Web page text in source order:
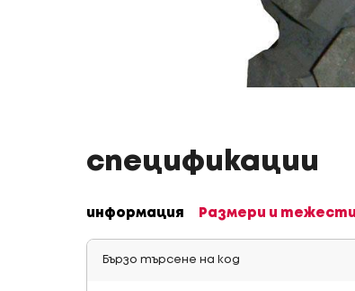
спецификации
информация Размери и тежести
Бързо търсене на код